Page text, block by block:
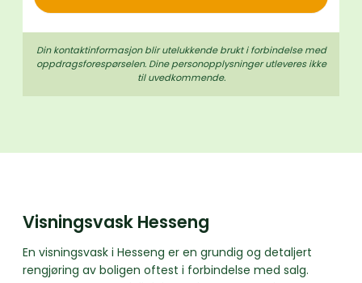
Din kontaktinformasjon blir utelukkende brukt i forbindelse med
oppdrags­forespørselen. Dine person­­opplysninger utleveres ikke
til uvedkommende.
Visningsvask Hesseng
En visningsvask i Hesseng er en grundig og detaljert
rengjøring av boligen oftest i forbindelse med salg.